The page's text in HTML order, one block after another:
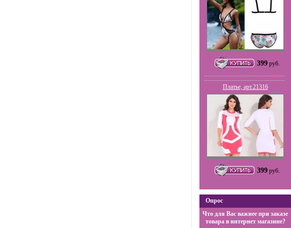
399 руб.
Платье, арт.21316
399 руб.
Опрос
Что для Вас важнее при заказе
товара в интернет магазине?